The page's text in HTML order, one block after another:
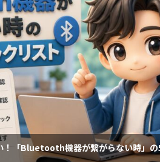
！「Bluetooth機器が繋がらない時」の